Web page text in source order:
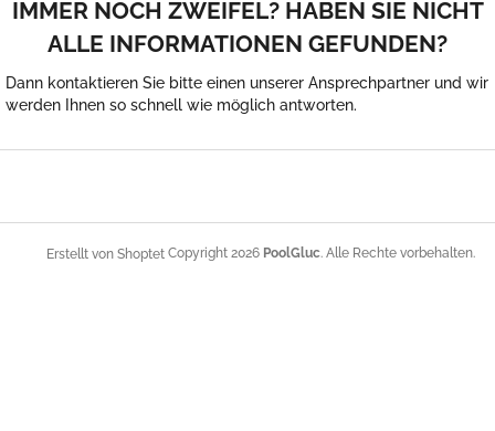
IMMER NOCH ZWEIFEL? HABEN SIE NICHT
ALLE INFORMATIONEN GEFUNDEN?
Dann kontaktieren Sie bitte einen unserer Ansprechpartner und wir
werden Ihnen so schnell wie möglich antworten.
Erstellt von Shoptet Copyright 2026 PoolGluc. Alle Rechte vorbehalten.